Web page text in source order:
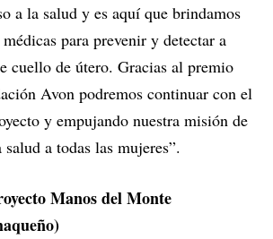
a la salud y es aquí que brindamos
para prevenir y detectar a
cuello de útero. Gracias al premio
Avon podremos continuar con el
y empujando nuestra misión de
a todas las mujeres”.
Manos del Monte